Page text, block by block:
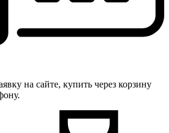
на сайте, купить через корзину